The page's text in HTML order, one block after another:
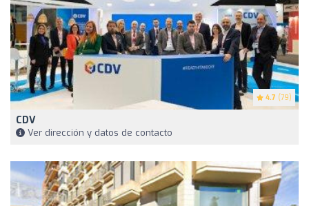
4.7 (79)
CDV
Ver dirección y datos de contacto